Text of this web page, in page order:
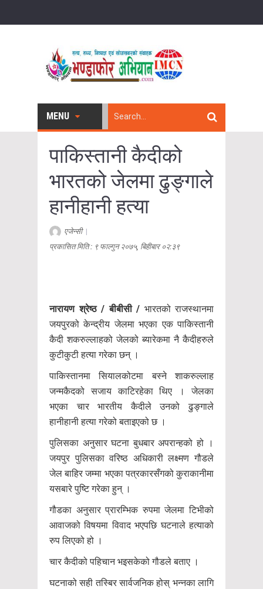
MENU
पाकिस्तानी कैदीको
भारतको जेलमा ढुङ्गाले
हानीहानी हत्या
एजेन्सी|
प्रकासित मिति : ९ फाल्गुन २०७५, बिहीबार ०२:३९
नारायण श्रेष्ठ / बीबीसी / भारतको राजस्थानमा
जयपुरको केन्द्रीय जेलमा भएका एक पाकिस्तानी
कैदी शकरुल्लाहको जेलको ब्यारेकमा नै कैदीहरुले
कुटीकुटी हत्या गरेका छन् ।
पाकिस्तानमा सियालकोटमा बस्ने शाकरुल्लाह
जन्मकैदको सजाय काटिरहेका थिए । जेलका
भएका चार भारतीय कैदीले उनको ढुङ्गाले
हानीहानी हत्या गरेको बताइएको छ ।
पुलिसका अनुसार घटना बुधबार अपरान्हको हो ।
जयपुर पुलिसका वरिष्ठ अधिकारी लक्ष्मण गौडले
जेल बाहिर जम्मा भएका पत्रकारसँगको कुराकानीमा
यसबारे पुष्टि गरेका हुन् ।
गौडका अनुसार प्रारम्भिक रुपमा जेलमा टिभीको
आवाजको विषयमा विवाद भएपछि घटनाले हत्याको
रुप लिएको हो ।
चार कैदीको पहिचान भइसकेको गौडले बताए ।
घटनाको सही तस्बिर सार्वजनिक होस् भन्नका लागि